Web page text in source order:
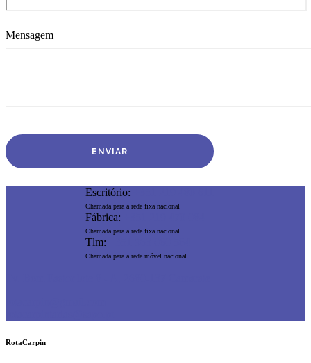
Mensagem
Escritório:
Chamada para a rede fixa nacional
Fábrica:
Chamada para a rede fixa nacional
Tlm:
Chamada para a rede móvel nacional
RotaCarpin